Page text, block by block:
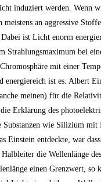
induziert werden. Wenn
meistens an aggressive
ist Licht enorm
Strahlungsmaximum bei
mit einer
energiereich ist es. Albert
meinen) für die
Erklärung des
Substanzen wie Silizium mit
Einstein entdeckte, war
die Wellenlänge
einen Grenzwert, so